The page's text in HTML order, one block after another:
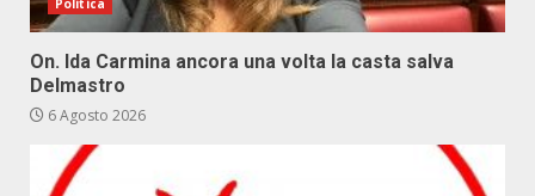
Politica
On. Ida Carmina ancora una volta la casta salva
Delmastro
6 Agosto 2026